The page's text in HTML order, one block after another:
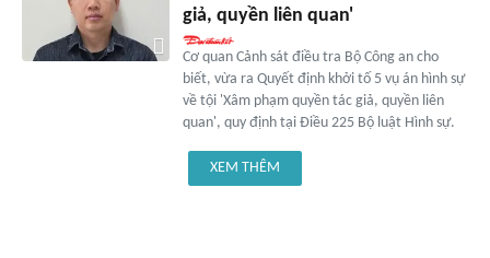
giả, quyền liên quan'
Cơ quan Cảnh sát điều tra Bộ Công an cho
biết, vừa ra Quyết định khởi tố 5 vụ án hình sự
về tội 'Xâm phạm quyền tác giả, quyền liên
quan', quy định tại Điều 225 Bộ luật Hình sự.
XEM THÊM